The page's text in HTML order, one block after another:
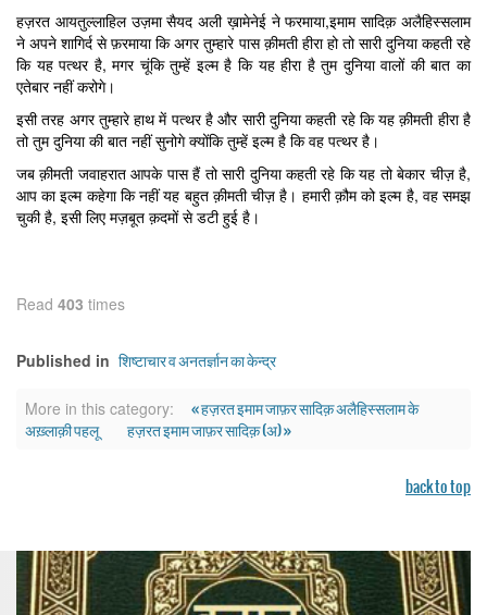
हज़रत आयतुल्लाहिल उज़मा सैयद अली ख़ामेनेई ने फरमाया,इमाम सादिक़ अलैहिस्सलाम
ने अपने शागिर्द से फ़रमाया कि अगर तुम्हारे पास क़ीमती हीरा हो तो सारी दुनिया ‎कहती रहे
कि यह पत्थर है, मगर चूंकि तुम्हें इल्म है कि यह हीरा है तुम दुनिया वालों की बात का
एतेबार नहीं ‎करोगे।
इसी तरह अगर तुम्हारे हाथ में पत्थर है और सारी दुनिया कहती रहे कि यह क़ीमती हीरा है
तो तुम दुनिया ‎की बात नहीं सुनोगे क्योंकि तुम्हें इल्म है कि वह पत्थर है।
जब क़ीमती जवाहरात आपके पास हैं तो सारी दुनिया कहती रहे कि यह तो बेकार चीज़ है,
आप का इल्म कहेगा कि ‎नहीं यह बहुत क़ीमती चीज़ है। हमारी क़ौम को इल्म है, वह समझ
चुकी है, इसी लिए मज़बूत क़दमों से डटी हुई ‎है। ‎
Read 403 times
Published in शिष्टाचार व अनतर्ज्ञान का केन्द्र
More in this category:
« हज़रत इमाम जाफ़र सादिक़ अलैहिस्सलाम के
अख़्लाक़ी पहलू
हज़रत इमाम जाफ़र सादिक़ (अ) »
back to top